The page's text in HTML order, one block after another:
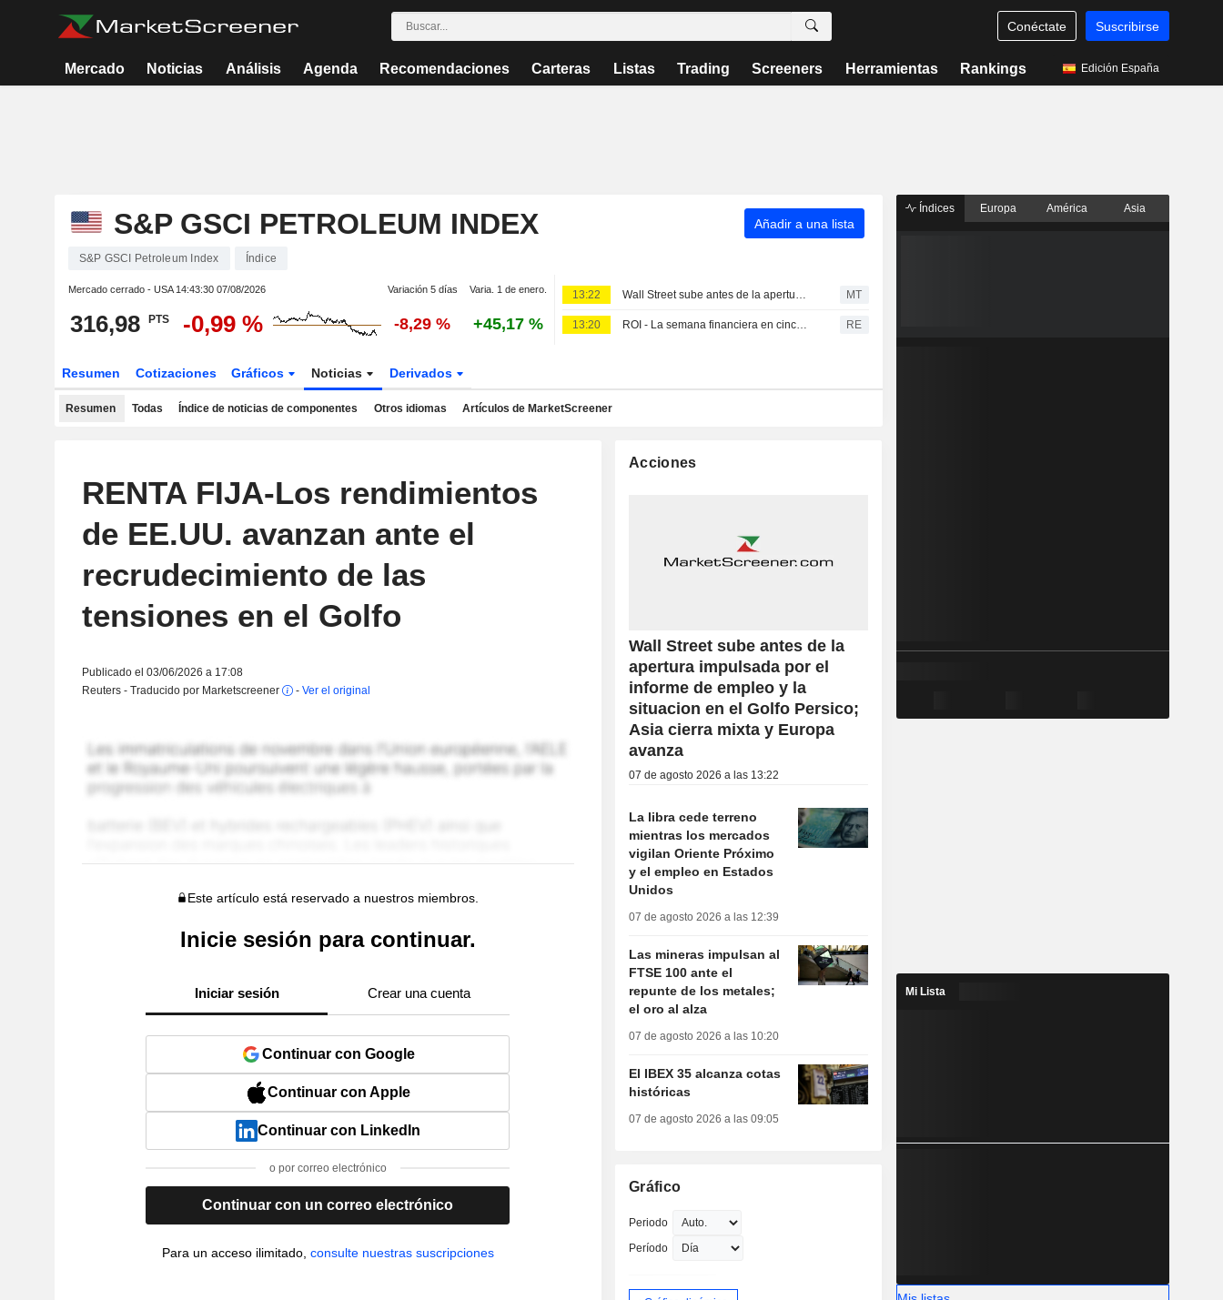
Conéctate Suscribirse
Mercado Noticias Análisis Agenda Recomendaciones Carteras Listas Trading Screeners Herramientas Rankings Edición España
S&P GSCI PETROLEUM INDEX Añadir a una lista
S&P GSCI Petroleum Index Índice
Mercado cerrado - USA 14:43:30 07/08/2026 Variación 5 días Varia. 1 de enero.
316,98 PTS -0,99 % -8,29 % +45,17 %
13:22 Wall Street sube antes de la apertura impulsada por el informe de empleo y la situacion en el Golfo Persico; Asia cierra mixta y Europa avanza MT
13:20 ROI - La semana financiera en cinco graficos: intervencion en el yen, beneficios extraordinarios en refinerias y el gran desembolso de SpaceX RE
Resumen Cotizaciones Gráficos Noticias Derivados
Resumen Todas Índice de noticias de componentes Otros idiomas Artículos de MarketScreener
RENTA FIJA-Los rendimientos
de EE.UU. avanzan ante el
recrudecimiento de las
tensiones en el Golfo
Publicado el 03/06/2026 a 17:08
Reuters - Traducido por Marketscreener
- Ver el original
Este artículo está reservado a nuestros miembros.
Inicie sesión para continuar.
Iniciar sesión Crear una cuenta
Continuar con Google
Continuar con Apple
Continuar con LinkedIn
o por correo electrónico
Continuar con un correo electrónico
Para un acceso ilimitado, consulte nuestras suscripciones
Acciones
Wall Street sube antes de la
apertura impulsada por el
informe de empleo y la
situacion en el Golfo Persico;
Asia cierra mixta y Europa
avanza
07 de agosto 2026 a las 13:22
La libra cede terreno
mientras los mercados
vigilan Oriente Próximo
y el empleo en Estados
Unidos
07 de agosto 2026 a las 12:39
Las mineras impulsan al
FTSE 100 ante el
repunte de los metales;
el oro al alza
07 de agosto 2026 a las 10:20
El IBEX 35 alcanza cotas
históricas
07 de agosto 2026 a las 09:05
Gráfico
Periodo
Período
Índices Europa América Asia
Mi Lista